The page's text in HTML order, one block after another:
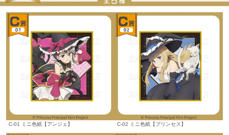
C-01 ミニ色紙【アンジェ】 C-02 ミニ色紙【プリンセス】